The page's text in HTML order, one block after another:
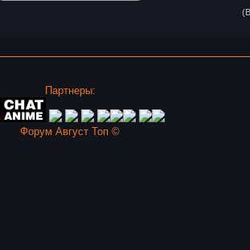
Партнеры:
Форум Август Топ ©